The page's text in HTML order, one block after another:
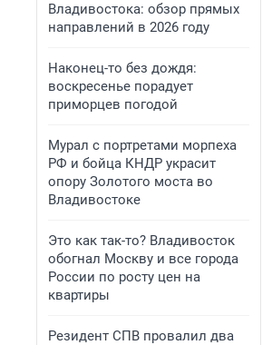
Владивостока: обзор прямых
направлений в 2026 году
Наконец-то без дождя:
воскресенье порадует
приморцев погодой
Мурал с портретами морпеха
РФ и бойца КНДР украсит
опору Золотого моста во
Владивостоке
Это как так-то? Владивосток
обогнал Москву и все города
России по росту цен на
квартиры
Резидент СПВ провалил два